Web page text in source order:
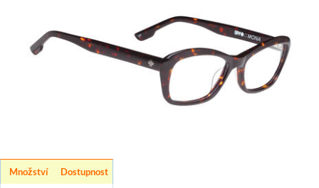
Množství Dostupnost